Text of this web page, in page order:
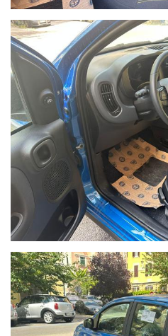
Inserzione salvo il venduto, errori